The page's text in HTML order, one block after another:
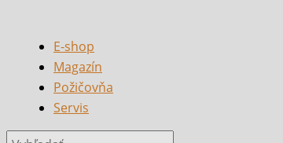
E-shop
Magazín
Požičovňa
Servis